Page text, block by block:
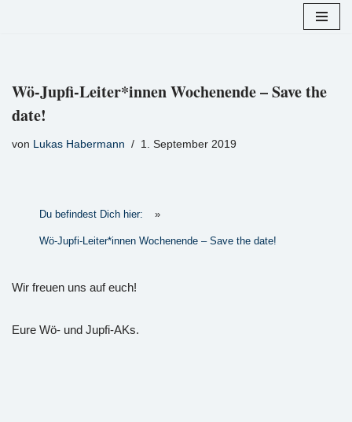
Wö-Jupfi-Leiter*innen Wochenende – Save the
date!
von Lukas Habermann 1. September 2019
Du befindest Dich hier: »
Wö-Jupfi-Leiter*innen Wochenende – Save the date!
Wir freuen uns auf euch!
Eure Wö- und Jupfi-AKs.